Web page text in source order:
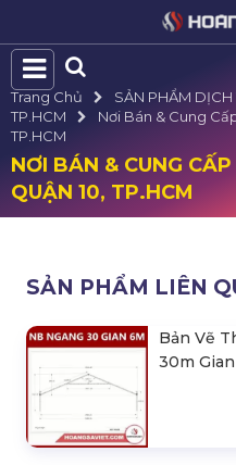
Trang Chủ SẢN PHẨM DỊCH
TP.HCM
Nơi Bán & Cung
TP.HCM
NƠI BÁN & CUNG
QUẬN 10, TP.HCM
SẢN PHẨM LIÊN
Bản Vẽ
30m